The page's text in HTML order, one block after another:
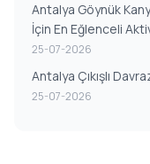
Antalya Göynük
İçin En Eğlenceli
25-07-2026
Antalya Çıkışlı
25-07-2026